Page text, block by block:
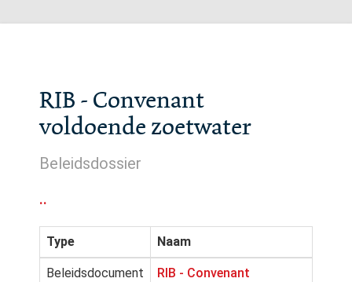
RIB - Convenant
voldoende zoetwater
Beleidsdossier
..
Type Naam
Beleidsdocument
RIB - Convenant